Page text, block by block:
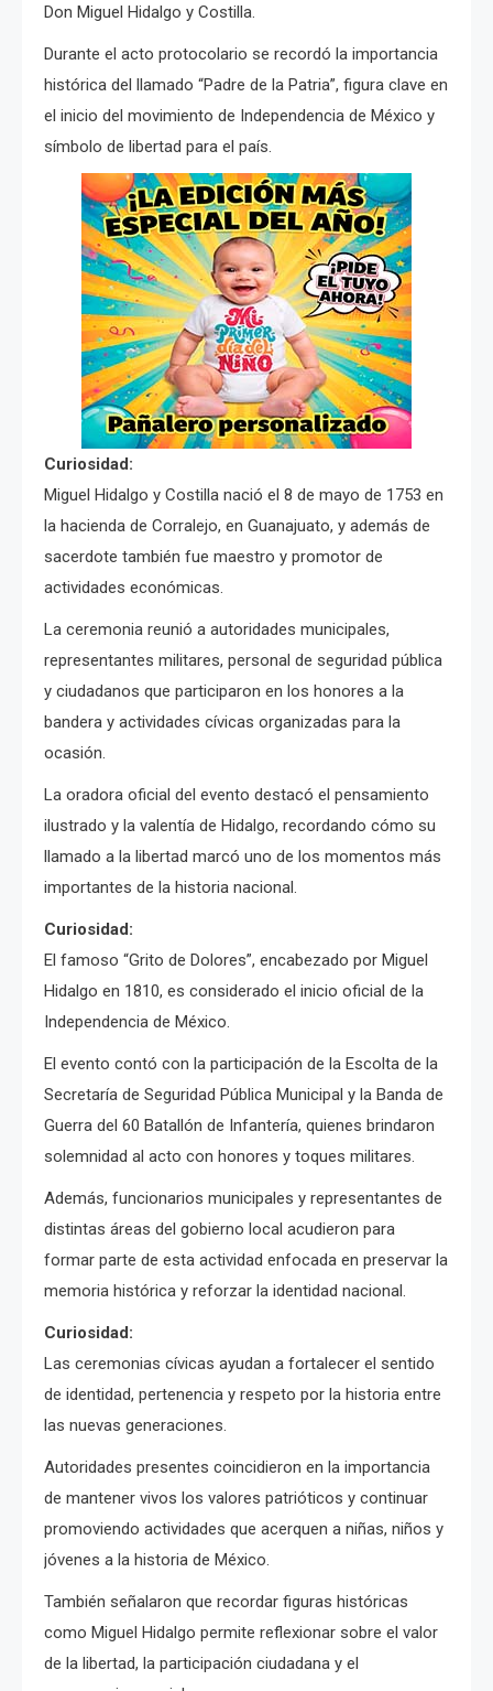
Don Miguel Hidalgo y Costilla.
Durante el acto protocolario se recordó la importancia
histórica del llamado “Padre de la Patria”, figura clave en
el inicio del movimiento de Independencia de México y
símbolo de libertad para el país.
Curiosidad:
Miguel Hidalgo y Costilla nació el 8 de mayo de 1753 en
la hacienda de Corralejo, en Guanajuato, y además de
sacerdote también fue maestro y promotor de
actividades económicas.
La ceremonia reunió a autoridades municipales,
representantes militares, personal de seguridad pública
y ciudadanos que participaron en los honores a la
bandera y actividades cívicas organizadas para la
ocasión.
La oradora oficial del evento destacó el pensamiento
ilustrado y la valentía de Hidalgo, recordando cómo su
llamado a la libertad marcó uno de los momentos más
importantes de la historia nacional.
Curiosidad:
El famoso “Grito de Dolores”, encabezado por Miguel
Hidalgo en 1810, es considerado el inicio oficial de la
Independencia de México.
El evento contó con la participación de la Escolta de la
Secretaría de Seguridad Pública Municipal y la Banda de
Guerra del 60 Batallón de Infantería, quienes brindaron
solemnidad al acto con honores y toques militares.
Además, funcionarios municipales y representantes de
distintas áreas del gobierno local acudieron para
formar parte de esta actividad enfocada en preservar la
memoria histórica y reforzar la identidad nacional.
Curiosidad:
Las ceremonias cívicas ayudan a fortalecer el sentido
de identidad, pertenencia y respeto por la historia entre
las nuevas generaciones.
Autoridades presentes coincidieron en la importancia
de mantener vivos los valores patrióticos y continuar
promoviendo actividades que acerquen a niñas, niños y
jóvenes a la historia de México.
También señalaron que recordar figuras históricas
como Miguel Hidalgo permite reflexionar sobre el valor
de la libertad, la participación ciudadana y el